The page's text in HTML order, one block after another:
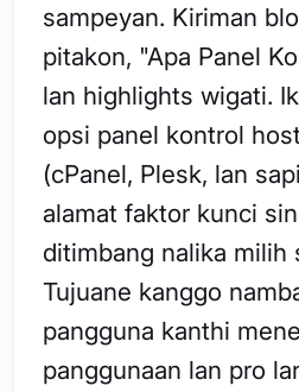
sampeyan. Kiriman
pitakon, "Apa Panel
lan highlights wigati.
opsi panel kontrol
(cPanel, Plesk, lan
alamat faktor kunci
ditimbang nalika milih
Tujuane kanggo
pangguna kanthi
panggunaan lan pro